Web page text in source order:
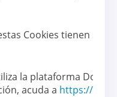
Cookies tienen sus
la plataforma
acuda a https://